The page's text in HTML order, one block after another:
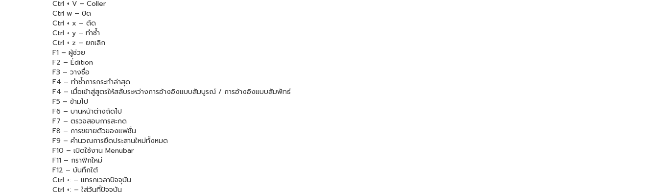
Ctrl + V – Coller
Ctrl w – ปิด
Ctrl + x – ตัด
Ctrl + y – ทำซ้ำ
Ctrl + z – ยกเลิก
F1 – ผู้ช่วย
F2 – Édition
F3 – วางชื่อ
F4 – ทำซ้ำการกระทำล่าสุด
F4 – เมื่อเข้าสู่สูตรให้สลับระหว่างการอ้างอิงแบบสัมบูรณ์ / การอ้างอิงแบบสัมพัทธ์
F5 – ข้ามไป
F6 – บานหน้าต่างถัดไป
F7 – ตรวจสอบการสะกด
F8 – การขยายตัวของแฟชั่น
F9 – คำนวณการยึดประสานใหม่ทั้งหมด
F10 – เปิดใช้งาน Menubar
F11 – กราฟิกใหม่
F12 – บันทึกใต้
Ctrl +: – แทรกเวลาปัจจุบัน
Ctrl +; – ใส่วันที่ปัจจุบัน